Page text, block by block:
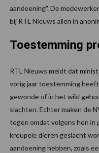
aandoening". De
bij RTL Nieuws allen in
Toestemming
RTL Nieuws meldt dat
vorig jaar toestemming
gewonde of in het wild
slachten. Echter maken de
tegen omdat volgens hen in
kreupele dieren geslacht
aandoening hebben, zoals